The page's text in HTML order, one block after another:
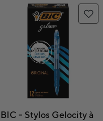
BIC - Stylos Gelocity à